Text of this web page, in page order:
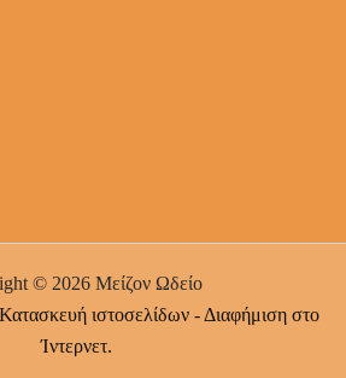
© 2026 Μείζον Ωδείο
ιστοσελίδων - Διαφήμιση στο
Ίντερνετ.